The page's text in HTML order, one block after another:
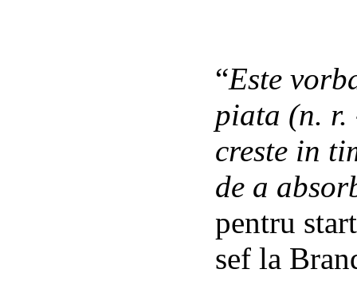
“Este
piata (n. r.
creste in
de a
pentru
sef la